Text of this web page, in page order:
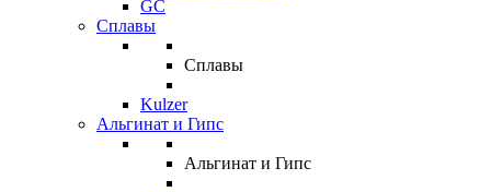
GC
Сплавы
Сплавы
Kulzer
Альгинат и Гипс
Альгинат и Гипс